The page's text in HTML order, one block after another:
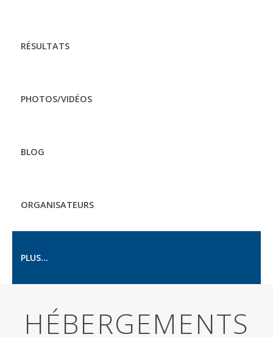
RÉSULTATS
PHOTOS/VIDÉOS
BLOG
ORGANISATEURS
PLUS...
HÉBERGEMENTS